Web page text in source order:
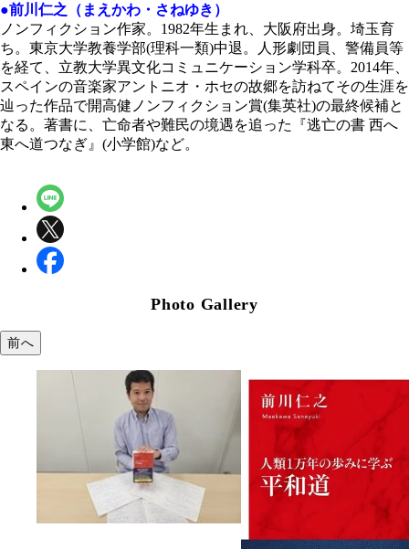
●前川仁之（まえかわ・さねゆき）
ノンフィクション作家。1982年生まれ、大阪府出身。埼玉育
ち。東京大学教養学部(理科一類)中退。人形劇団員、警備員等
を経て、立教大学異文化コミュニケーション学科卒。2014年、
スペインの音楽家アントニオ・ホセの故郷を訪ねてその生涯を
辿った作品で開高健ノンフィクション賞(集英社)の最終候補と
なる。著書に、亡命者や難民の境遇を追った『逃亡の書 西へ
東へ道つなぎ』(小学館)など。
Photo Gallery
前へ